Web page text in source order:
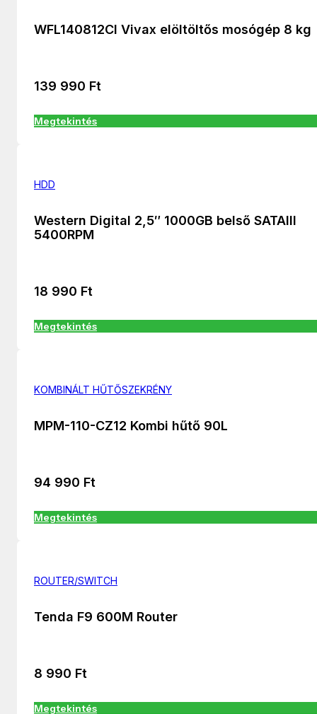
WFL140812CI Vivax elöltöltős mosógép 8 kg
139 990 Ft
Megtekintés
HDD
Western Digital 2,5″ 1000GB belső SATAIII
5400RPM
18 990 Ft
Megtekintés
KOMBINÁLT HŰTŐSZEKRÉNY
MPM-110-CZ12 Kombi hűtő 90L
94 990 Ft
Megtekintés
ROUTER/SWITCH
Tenda F9 600M Router
8 990 Ft
Megtekintés